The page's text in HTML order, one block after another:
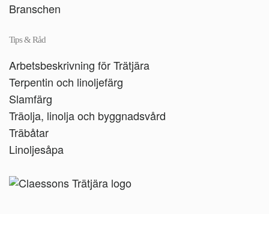
Branschen
Tips & Råd
Arbetsbeskrivning för Trätjära
Terpentin och linoljefärg
Slamfärg
Träolja, linolja och byggnadsvård
Träbåtar
Linoljesåpa